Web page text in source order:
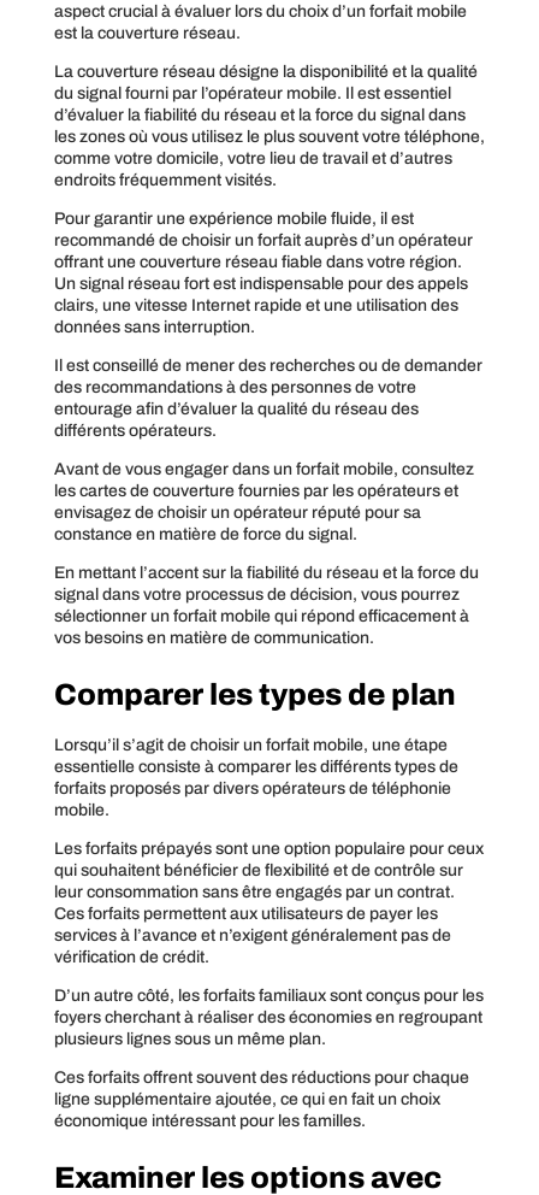
aspect crucial à évaluer lors du choix d’un forfait mobile
est la couverture réseau.
La couverture réseau désigne la disponibilité et la qualité
du signal fourni par l’opérateur mobile. Il est essentiel
d’évaluer la fiabilité du réseau et la force du signal dans
les zones où vous utilisez le plus souvent votre téléphone,
comme votre domicile, votre lieu de travail et d’autres
endroits fréquemment visités.
Pour garantir une expérience mobile fluide, il est
recommandé de choisir un forfait auprès d’un opérateur
offrant une couverture réseau fiable dans votre région.
Un signal réseau fort est indispensable pour des appels
clairs, une vitesse Internet rapide et une utilisation des
données sans interruption.
Il est conseillé de mener des recherches ou de demander
des recommandations à des personnes de votre
entourage afin d’évaluer la qualité du réseau des
différents opérateurs.
Avant de vous engager dans un forfait mobile, consultez
les cartes de couverture fournies par les opérateurs et
envisagez de choisir un opérateur réputé pour sa
constance en matière de force du signal.
En mettant l’accent sur la fiabilité du réseau et la force du
signal dans votre processus de décision, vous pourrez
sélectionner un forfait mobile qui répond efficacement à
vos besoins en matière de communication.
Comparer les types de plan
Lorsqu’il s’agit de choisir un forfait mobile, une étape
essentielle consiste à comparer les différents types de
forfaits proposés par divers opérateurs de téléphonie
mobile.
Les forfaits prépayés sont une option populaire pour ceux
qui souhaitent bénéficier de flexibilité et de contrôle sur
leur consommation sans être engagés par un contrat.
Ces forfaits permettent aux utilisateurs de payer les
services à l’avance et n’exigent généralement pas de
vérification de crédit.
D’un autre côté, les forfaits familiaux sont conçus pour les
foyers cherchant à réaliser des économies en regroupant
plusieurs lignes sous un même plan.
Ces forfaits offrent souvent des réductions pour chaque
ligne supplémentaire ajoutée, ce qui en fait un choix
économique intéressant pour les familles.
Examiner les options avec